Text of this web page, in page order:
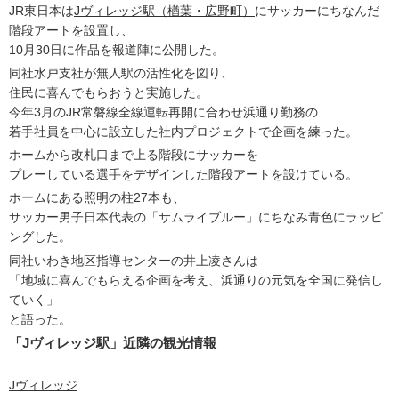
JR東日本はJヴィレッジ駅（楢葉・広野町） にサッカーにちなんだ
階段アートを設置し、
10月30日に作品を報道陣に公開した。
同社水戸支社が無人駅の活性化を図り、
住民に喜んでもらおうと実施した。
今年3月のJR常磐線全線運転再開に合わせ浜通り勤務の
若手社員を中心に設立した社内プロジェクトで企画を練った。
ホームから改札口まで上る階段にサッカーを
プレーしている選手をデザインした階段アートを設けている。
ホームにある照明の柱27本も、
サッカー男子日本代表の「サムライブルー」にちなみ青色にラッピ
ングした。
同社いわき地区指導センターの井上凌さんは
「地域に喜んでもらえる企画を考え、浜通りの元気を全国に発信し
ていく」
と語った。
「Jヴィレッジ駅」近隣の観光情報
Jヴィレッジ